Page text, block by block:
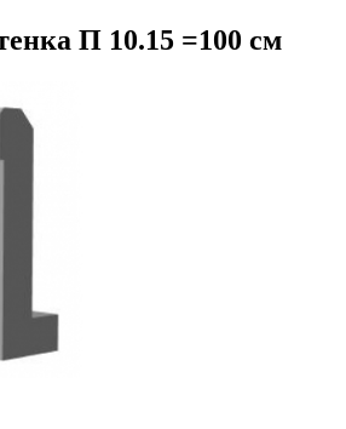
П 10.15 =100 см